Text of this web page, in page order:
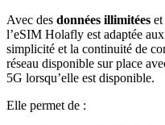
Avec des données illimitées
l’eSIM Holafly est adaptée
simplicité et la continuité de
réseau disponible sur place
5G lorsqu’elle est disponible.
Elle permet de :